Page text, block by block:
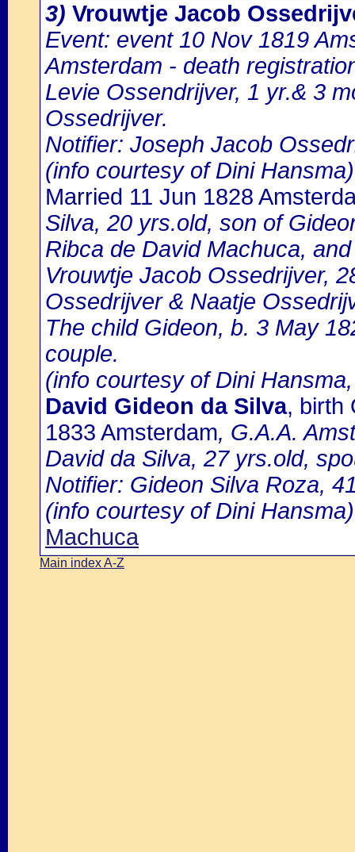
3) Vrouwtje Jacob
Event: event 10 Nov 1819
Amsterdam - death
Levie Ossendrijver, 1 yr.& 3
Ossedrijver.
Notifier: Joseph Jacob
(info courtesy of Dini Hansma)
Married 11 Jun 1828
Silva, 20 yrs.old, son of
Ribca de David Machuca, and
Vrouwtje Jacob Ossedrijver,
Ossedrijver & Naatje
The child Gideon, b. 3 May
couple.
(info courtesy of Dini
David Gideon da Silva, birth
1833 Amsterdam, G.A.A.
David da Silva, 27 yrs.old,
Notifier: Gideon Silva Roza,
(info courtesy of Dini Hansma)
Machuca
Main index A-Z